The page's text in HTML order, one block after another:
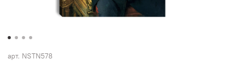
арт. NSTN578